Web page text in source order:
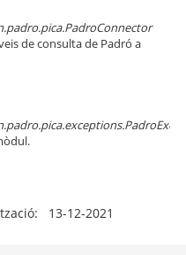
de consulta de Padró a
13-12-2021